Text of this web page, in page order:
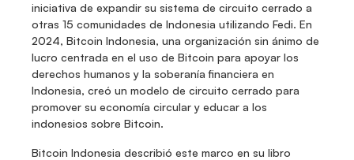
iniciativa de expandir su sistema de circuito cerrado a
otras 15 comunidades de Indonesia utilizando Fedi. En
2024, Bitcoin Indonesia, una organización sin ánimo de
lucro centrada en el uso de Bitcoin para apoyar los
derechos humanos y la soberanía financiera en
Indonesia, creó un modelo de circuito cerrado para
promover su economía circular y educar a los
indonesios sobre Bitcoin.
Bitcoin Indonesia describió este marco en su libro